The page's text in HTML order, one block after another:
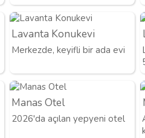
Lavanta Konukevi
Merkezde, keyifli bir ada evi
Manas Otel
2026'da açılan yepyeni otel